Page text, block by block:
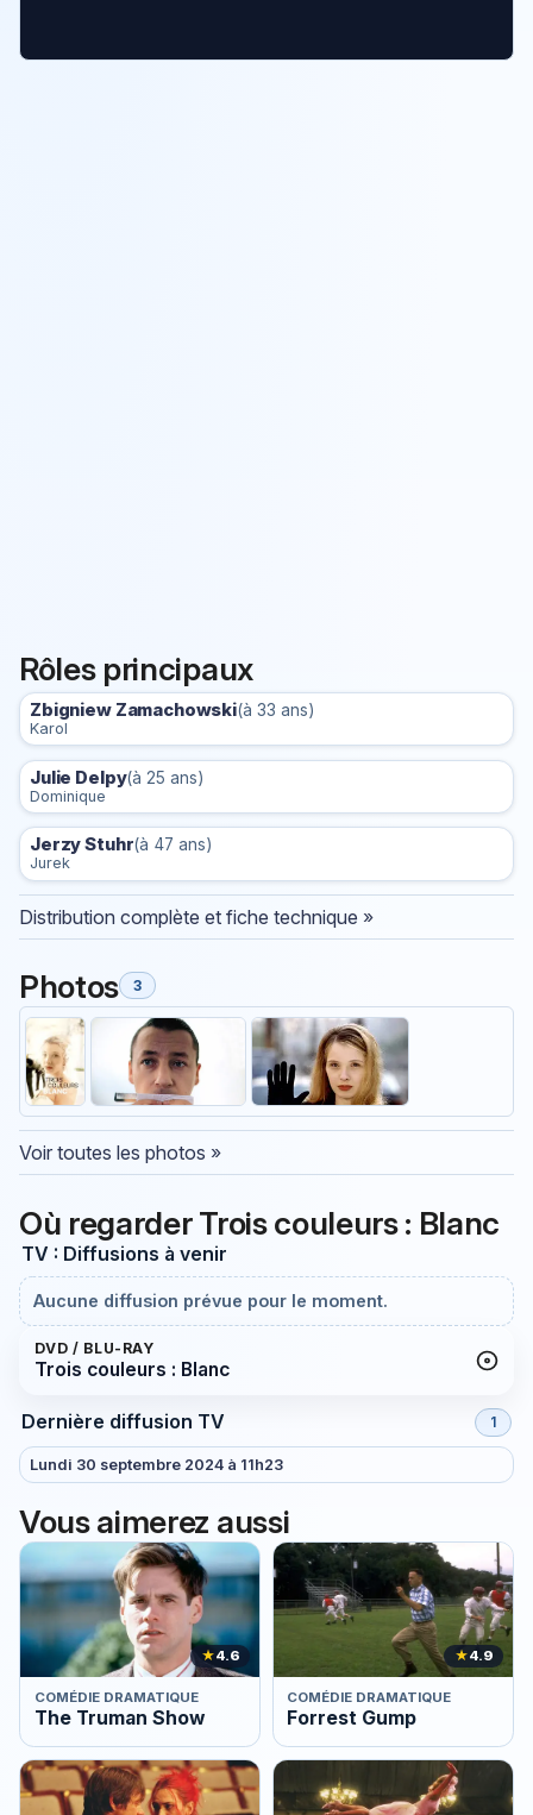
Rôles principaux
Zbigniew Zamachowski(à 33 ans)
Karol
Julie Delpy(à 25 ans)
Dominique
Jerzy Stuhr(à 47 ans)
Jurek
Distribution complète et fiche technique »
Photos 3
Voir toutes les photos »
Où regarder Trois couleurs : Blanc
TV : Diffusions à venir
Aucune diffusion prévue pour le moment.
DVD / BLU-RAY
Trois couleurs : Blanc
Dernière diffusion TV 1
Lundi 30 septembre 2024 à 11h23
Vous aimerez aussi
★4.6
COMÉDIE DRAMATIQUE
The Truman Show
★4.9
COMÉDIE DRAMATIQUE
Forrest Gump